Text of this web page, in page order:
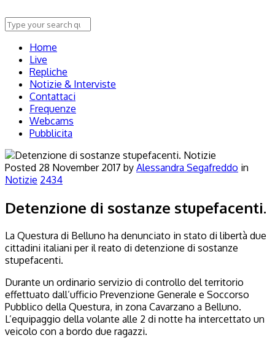
Home
Live
Repliche
Notizie & Interviste
Contattaci
Frequenze
Webcams
Pubblicita
Notizie
Posted 28 November 2017 by Alessandra Segafreddo in
Notizie 2434
Detenzione di sostanze stupefacenti.
La Questura di Belluno ha denunciato in stato di libertà due
cittadini italiani per il reato di detenzione di sostanze
stupefacenti.
Durante un ordinario servizio di controllo del territorio
effettuato dall’ufficio Prevenzione Generale e Soccorso
Pubblico della Questura, in zona Cavarzano a Belluno.
L’equipaggio della volante alle 2 di notte ha intercettato un
veicolo con a bordo due ragazzi.